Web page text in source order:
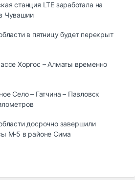
станция LTE заработала на
Чувашии
в пятницу будет перекрыт
Хоргос – Алматы временно
Село – Гатчина – Павловск
досрочно завершили
М‑5 в районе Сима